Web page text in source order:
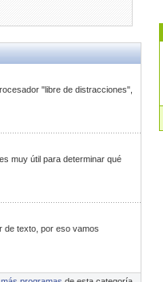
"libre de distracciones",
muy útil para determinar qué
de texto, por eso vamos